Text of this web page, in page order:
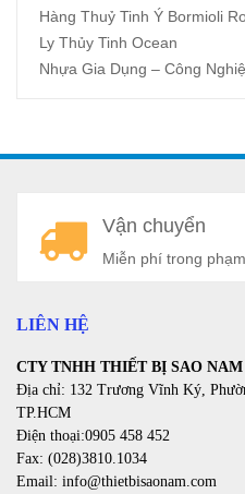
Hàng Thuỷ Tinh Ý Bormioli
Ly Thủy Tinh Ocean
Nhựa Gia Dụng – Công
Vận chuyển
Miễn phí trong
LIÊN HỆ
CTY TNHH THIẾT BỊ SAO NAM
Địa chỉ: 132 Trương Vĩnh Ký,
TP.HCM
Điện thoại:0905 458 452
Fax: (028)3810.1034
Email: info@thietbisaonam.com